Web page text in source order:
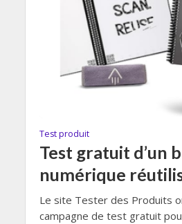
Test produit
Test gratuit d’un
numérique
Le site Tester des Produits
campagne de test gratuit